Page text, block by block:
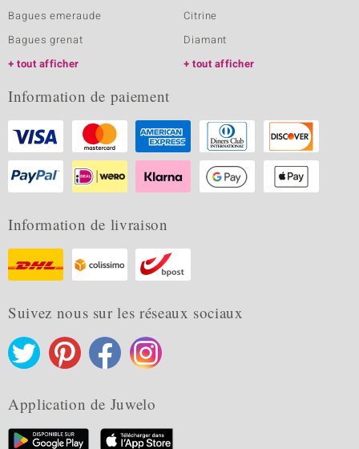
Bagues emeraude
Bagues grenat
tout afficher
Citrine
Diamant
tout afficher
Information de paiement
Information de livraison
Suivez nous sur les réseaux sociaux
Application de Juwelo